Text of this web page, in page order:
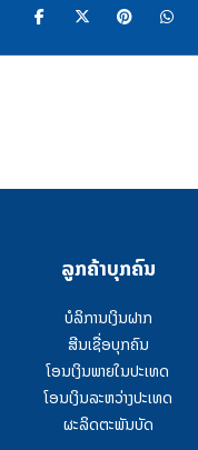
ລູກຄ້າບຸກຄົນ
ບໍລິການເງິນຝາກ
ສີນເຊື່ອບຸກຄົນ
ໂອນເງິນພາຍໃນປະເທດ
ໂອນເງິນລະຫວ່າງປະເທດ
ຜະລິດຕະພັນບັດ